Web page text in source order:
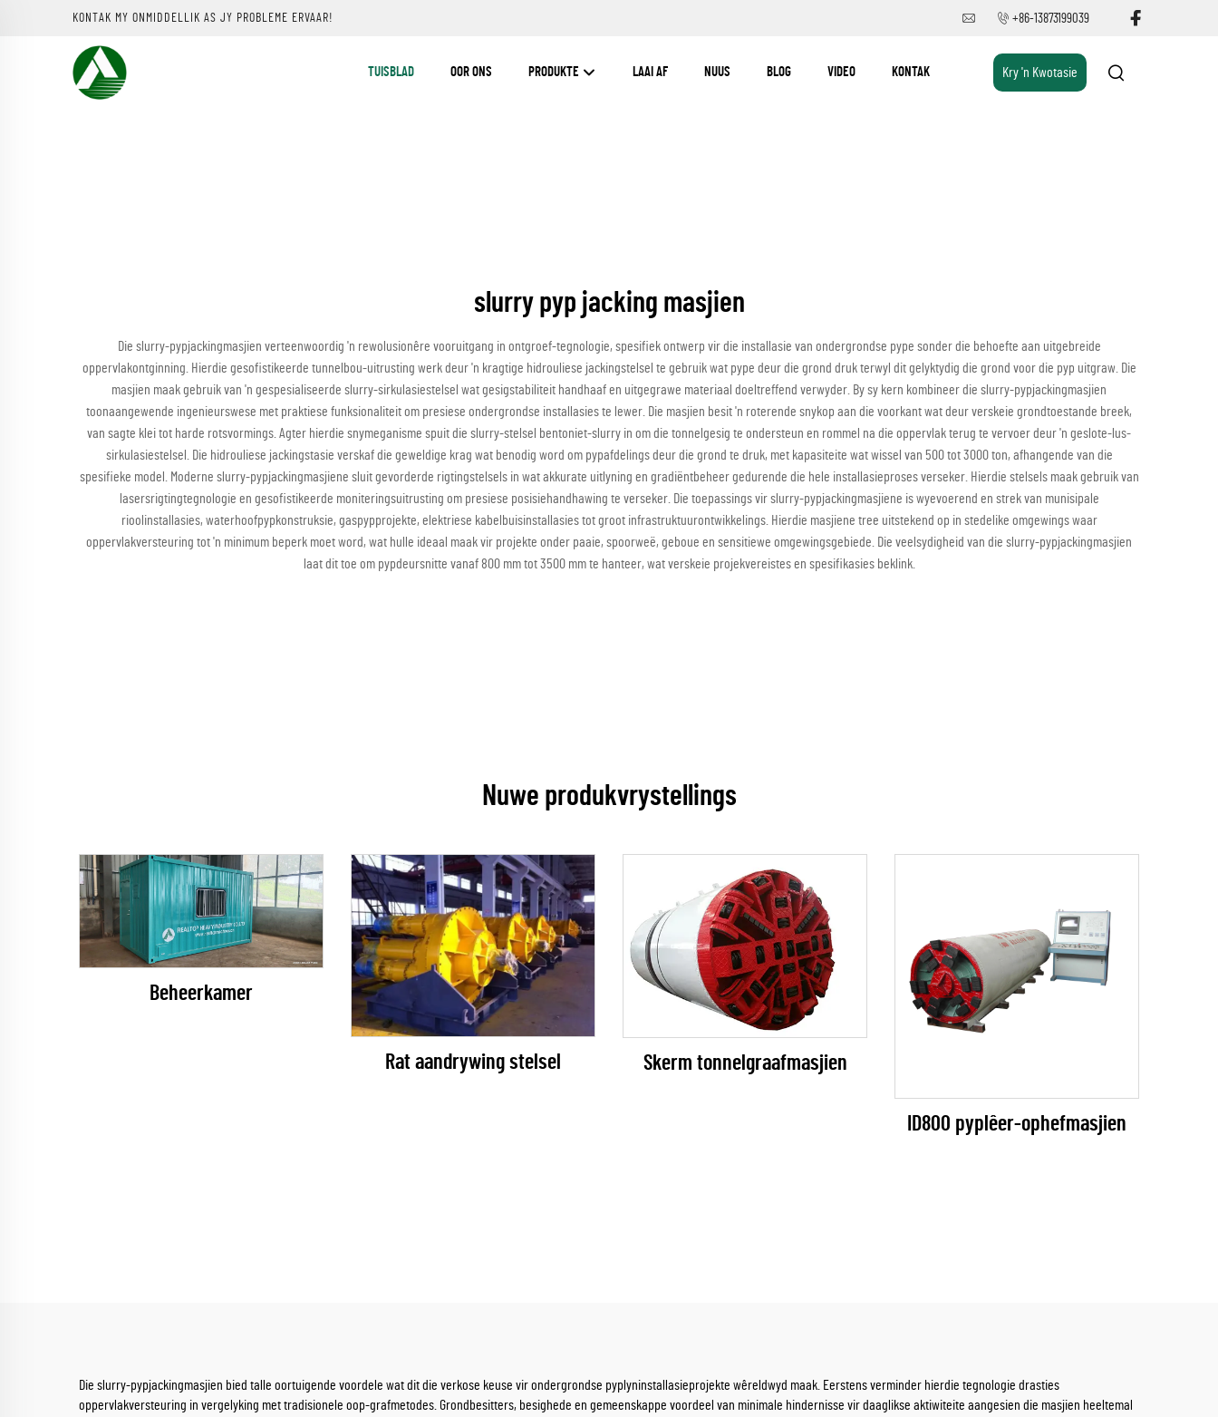
KONTAK MY ONMIDDELLIK AS JY PROBLEME ERVAAR! +86-13873199039
TUISBLAD OOR ONS PRODUKTE LAAI AF NUUS BLOG VIDEO KONTAK Kry 'n Kwotasie
slurry pyp jacking masjien
Die slurry-pypjackingmasjien verteenwoordig 'n rewolusionêre vooruitgang in ontgroef-tegnologie, spesifiek ontwerp vir die installasie van ondergrondse pype sonder die behoefte aan uitgebreide
oppervlakontginning. Hierdie gesofistikeerde tunnelbou-uitrusting werk deur 'n kragtige hidrouliese jackingstelsel te gebruik wat pype deur die grond druk terwyl dit gelyktydig die grond voor die pyp uitgraw. Die
masjien maak gebruik van 'n gespesialiseerde slurry-sirkulasiestelsel wat gesigstabiliteit handhaaf en uitgegrawe materiaal doeltreffend verwyder. By sy kern kombineer die slurry-pypjackingmasjien
toonaangewende ingenieurswese met praktiese funksionaliteit om presiese ondergrondse installasies te lewer. Die masjien besit 'n roterende snykop aan die voorkant wat deur verskeie grondtoestande breek,
van sagte klei tot harde rotsvormings. Agter hierdie snymeganisme spuit die slurry-stelsel bentoniet-slurry in om die tonnelgesig te ondersteun en rommel na die oppervlak terug te vervoer deur 'n geslote-lus-
sirkulasiestelsel. Die hidrouliese jackingstasie verskaf die geweldige krag wat benodig word om pypafdelings deur die grond te druk, met kapasiteite wat wissel van 500 tot 3000 ton, afhangende van die
spesifieke model. Moderne slurry-pypjackingmasjiene sluit gevorderde rigtingstelsels in wat akkurate uitlyning en gradiëntbeheer gedurende die hele installasieproses verseker. Hierdie stelsels maak gebruik van
lasersrigtingtegnologie en gesofistikeerde moniteringsuitrusting om presiese posisiehandhawing te verseker. Die toepassings vir slurry-pypjackingmasjiene is wyevoerend en strek van munisipale
rioolinstallasies, waterhoofpypkonstruksie, gaspypprojekte, elektriese kabelbuisinstallasies tot groot infrastruktuurontwikkelings. Hierdie masjiene tree uitstekend op in stedelike omgewings waar
oppervlakversteuring tot 'n minimum beperk moet word, wat hulle ideaal maak vir projekte onder paaie, spoorweë, geboue en sensitiewe omgewingsgebiede. Die veelsydigheid van die slurry-pypjackingmasjien
laat dit toe om pypdeursnitte vanaf 800 mm tot 3500 mm te hanteer, wat verskeie projekvereistes en spesifikasies beklink.
Nuwe produkvrystellings
Beheerkamer
Rat aandrywing stelsel Skerm tonnelgraafmasjien
ID800 pyplêer-ophefmasjien
Die slurry-pypjackingmasjien bied talle oortuigende voordele wat dit die verkose keuse vir ondergrondse pyplyninstallasieprojekte wêreldwyd maak. Eerstens verminder hierdie tegnologie drasties
oppervlakversteuring in vergelyking met tradisionele oop-grafmetodes. Grondbesitters, besighede en gemeenskappe voordeel van minimale hindernisse vir daaglikse aktiwiteite aangesien die masjien heeltemal